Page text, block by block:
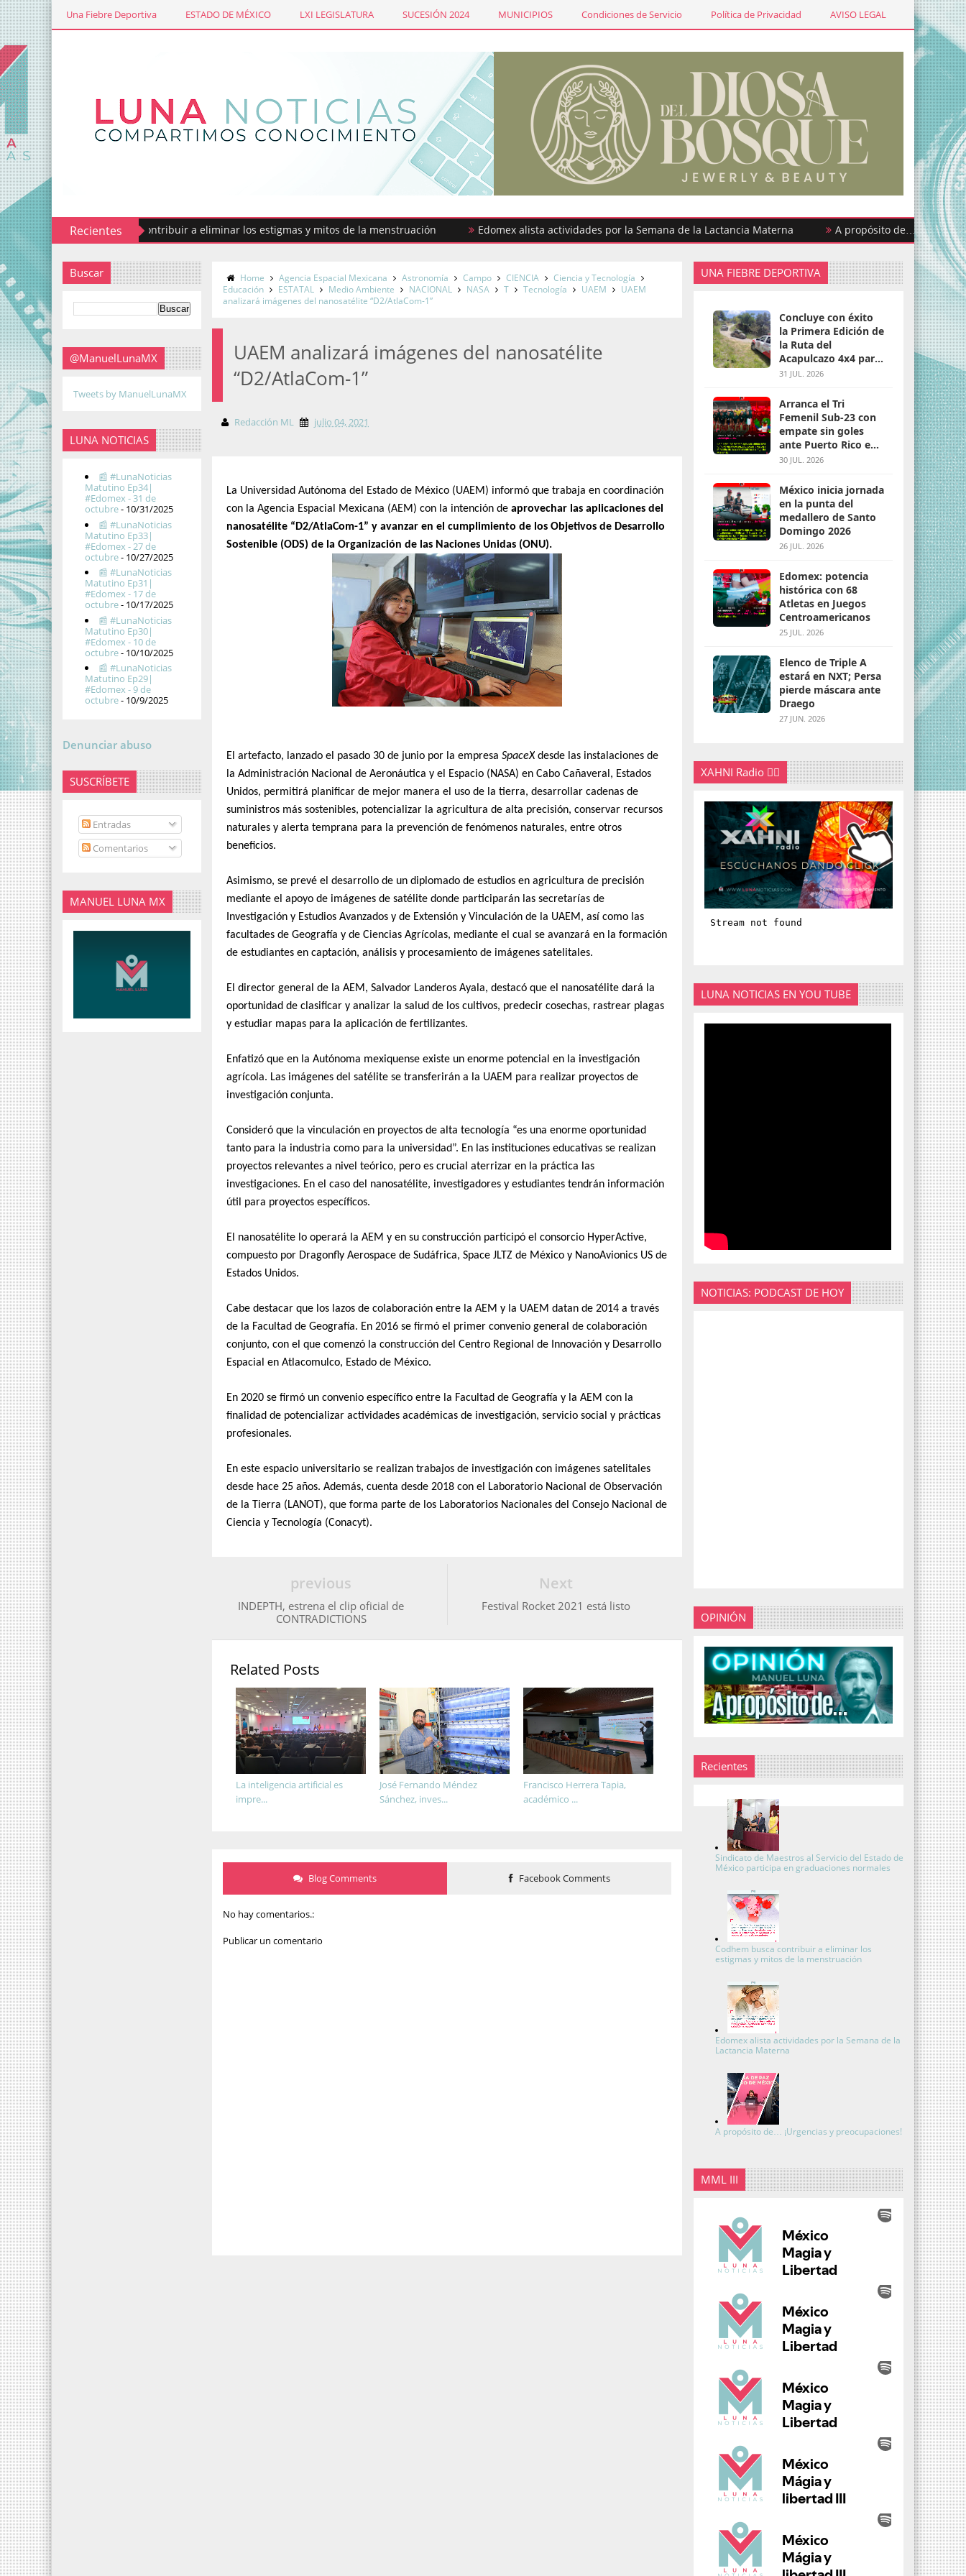
Una Fiebre Deportiva ESTADO DE MÉXICO LXI LEGISLATURA SUCESIÓN 2024 MUNICIPIOS Condiciones de Servicio Política de Privacidad AVISO LEGAL
Recientes
Codhem busca contribuir a eliminar los estigmas y mitos de la menstruación Edomex alista actividades por la Semana de la Lactancia Materna A propósito de… ¡Urgencias y
Buscar
@ManuelLunaMX
Tweets by ManuelLunaMX
LUNA NOTICIAS
📰 #LunaNoticias
Matutino Ep34|
#Edomex - 31 de
octubre- 10/31/2025
📰 #LunaNoticias
Matutino Ep33|
#Edomex - 27 de
octubre- 10/27/2025
📰 #LunaNoticias
Matutino Ep31|
#Edomex - 17 de
octubre- 10/17/2025
📰 #LunaNoticias
Matutino Ep30|
#Edomex - 10 de
octubre- 10/10/2025
📰 #LunaNoticias
Matutino Ep29|
#Edomex - 9 de
octubre- 10/9/2025
Denunciar abuso
SUSCRÍBETE
Entradas
Comentarios
MANUEL LUNA MX
Home Agencia Espacial Mexicana Astronomía Campo CIENCIA
Ciencia y Tecnología
Educación
ESTATAL Medio Ambiente NACIONAL NASA T Tecnología UAEM
UAEM
analizará imágenes del nanosatélite “D2/AtlaCom-1”
UAEM analizará imágenes del nanosatélite
“D2/AtlaCom-1”
Redacción ML julio 04, 2021
La Universidad Autónoma del Estado de México (UAEM) informó que trabaja en coordinación
con la Agencia Espacial Mexicana (AEM) con la intención de aprovechar las aplicaciones del
nanosatélite “D2/AtlaCom-1” y avanzar en el cumplimiento de los Objetivos de Desarrollo
Sostenible (ODS) de la Organización de las Naciones Unidas (ONU).
El artefacto, lanzado el pasado 30 de junio por la empresa SpaceX desde las instalaciones de
la Administración Nacional de Aeronáutica y el Espacio (NASA) en Cabo Cañaveral, Estados
Unidos, permitirá planificar de mejor manera el uso de la tierra, desarrollar cadenas de
suministros más sostenibles, potencializar la agricultura de alta precisión, conservar recursos
naturales y alerta temprana para la prevención de fenómenos naturales, entre otros
beneficios.
Asimismo, se prevé el desarrollo de un diplomado de estudios en agricultura de precisión
mediante el apoyo de imágenes de satélite donde participarán las secretarías de
Investigación y Estudios Avanzados y de Extensión y Vinculación de la UAEM, así como las
facultades de Geografía y de Ciencias Agrícolas, mediante el cual se avanzará en la formación
de estudiantes en captación, análisis y procesamiento de imágenes satelitales.
El director general de la AEM, Salvador Landeros Ayala, destacó que el nanosatélite dará la
oportunidad de clasificar y analizar la salud de los cultivos, predecir cosechas, rastrear plagas
y estudiar mapas para la aplicación de fertilizantes.
Enfatizó que en la Autónoma mexiquense existe un enorme potencial en la investigación
agrícola. Las imágenes del satélite se transferirán a la UAEM para realizar proyectos de
investigación conjunta.
Consideró que la vinculación en proyectos de alta tecnología “es una enorme oportunidad
tanto para la industria como para la universidad”. En las instituciones educativas se realizan
proyectos relevantes a nivel teórico, pero es crucial aterrizar en la práctica las
investigaciones. En el caso del nanosatélite, investigadores y estudiantes tendrán información
útil para proyectos específicos.
El nanosatélite lo operará la AEM y en su construcción participó el consorcio HyperActive,
compuesto por Dragonfly Aerospace de Sudáfrica, Space JLTZ de México y NanoAvionics US de
Estados Unidos.
Cabe destacar que los lazos de colaboración entre la AEM y la UAEM datan de 2014 a través
de la Facultad de Geografía. En 2016 se firmó el primer convenio general de colaboración
conjunto, con el que comenzó la construcción del Centro Regional de Innovación y Desarrollo
Espacial en Atlacomulco, Estado de México.
En 2020 se firmó un convenio específico entre la Facultad de Geografía y la AEM con la
finalidad de potencializar actividades académicas de investigación, servicio social y prácticas
profesionales.
En este espacio universitario se realizan trabajos de investigación con imágenes satelitales
desde hace 25 años. Además, cuenta desde 2018 con el Laboratorio Nacional de Observación
de la Tierra (LANOT), que forma parte de los Laboratorios Nacionales del Consejo Nacional de
Ciencia y Tecnología (Conacyt).
Next
Festival Rocket 2021 está listo
previous
INDEPTH, estrena el clip oficial de
CONTRADICTIONS
Related Posts
Francisco Herrera Tapia,
académico ...
José Fernando Méndez
Sánchez, inves...
La inteligencia artificial es
impre...
Blog Comments Facebook Comments
No hay comentarios.:
Publicar un comentario
UNA FIEBRE DEPORTIVA
Concluye con éxito
la Primera Edición de
la Ruta del
Acapulcazo 4x4 para
parejas
31 JUL. 2026
Arranca el Tri
Femenil Sub-23 con
empate sin goles
ante Puerto Rico en
Santo Domingo 2026
30 JUL. 2026
México inicia jornada
en la punta del
medallero de Santo
Domingo 2026
26 JUL. 2026
Edomex: potencia
histórica con 68
Atletas en Juegos
Centroamericanos
25 JUL. 2026
Elenco de Triple A
estará en NXT; Persa
pierde máscara ante
Draego
27 JUN. 2026
XAHNI Radio 👇🏽
LUNA NOTICIAS EN YOU TUBE
NOTICIAS: PODCAST DE HOY
OPINIÓN
Recientes
Sindicato de Maestros al Servicio del Estado de
México participa en graduaciones normales
Codhem busca contribuir a eliminar los
estigmas y mitos de la menstruación
Edomex alista actividades por la Semana de la
Lactancia Materna
A propósito de… ¡Urgencias y preocupaciones!
MML III